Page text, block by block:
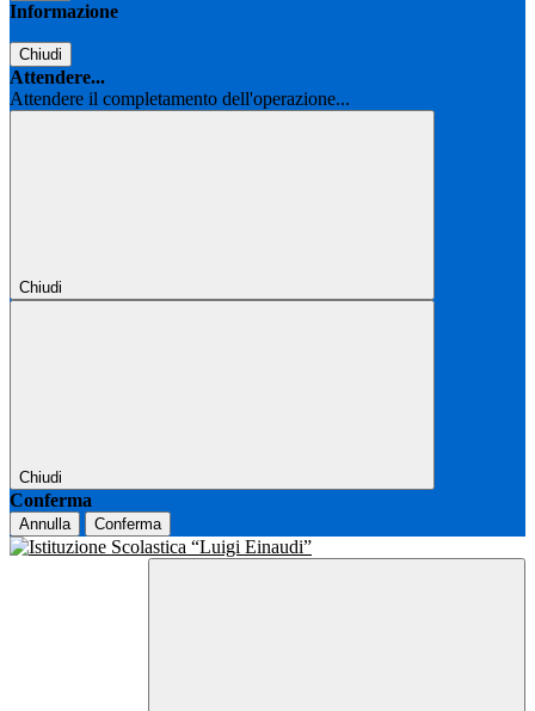
Informazione
Chiudi
Attendere...
Attendere il completamento dell'operazione...
Chiudi
Chiudi
Conferma
Annulla Conferma